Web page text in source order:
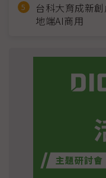
台科大育成新
地端AI商用